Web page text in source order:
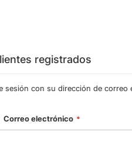
registrados
sesión con su dirección de correo
Correo electrónico